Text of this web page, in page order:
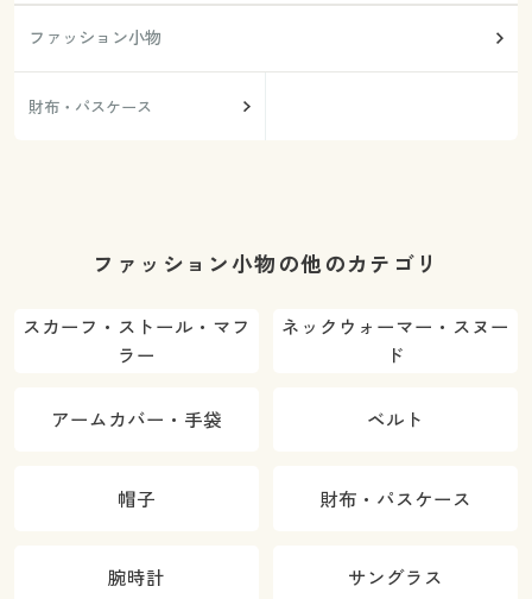
ファッション小物
財布・パスケース
ファッション小物の他のカテゴリ
スカーフ・ストール・マフ
ラー
ネックウォーマー・スヌー
ド
アームカバー・手袋 ベルト
帽子 財布・パスケース
腕時計 サングラス